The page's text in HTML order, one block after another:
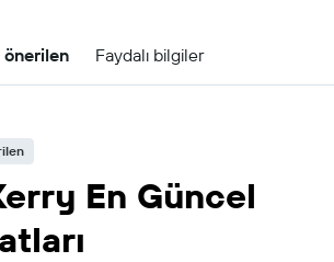
önerilen Faydalı bilgiler
En Güncel